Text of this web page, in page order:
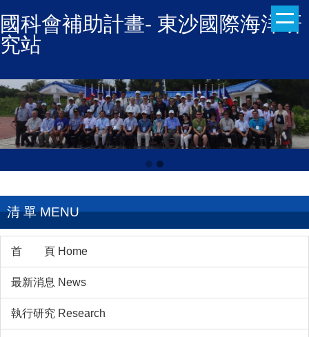
到
主
內
容
區
國科會補助計畫- 東沙國際海洋研
究站
清 單 MENU
首 頁 Home
最新消息 News
執行研究 Research